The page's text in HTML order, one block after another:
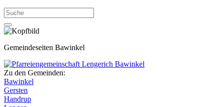
Gemeindeseiten Bawinkel
Zu den Gemeinden:
Bawinkel
Gersten
Handrup